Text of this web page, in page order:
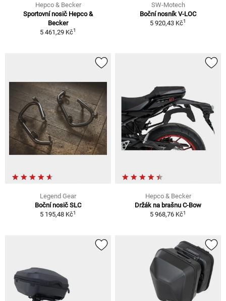
Hepco & Becker
Sportovní nosič Hepco &
Becker
5 461,29 Kč1
SW-Motech
Boční nosník V-LOC
5 920,43 Kč1
Legend Gear
Boční nosič SLC
5 195,48 Kč1
Hepco & Becker
Držák na brašnu C-Bow
5 968,76 Kč1